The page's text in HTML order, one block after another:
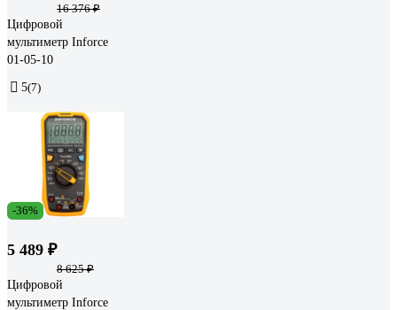
16 376 ₽
Цифровой
мультиметр Inforce
01-05-10
5(7)
-36%
5 489 ₽
8 625 ₽
Цифровой
мультиметр Inforce